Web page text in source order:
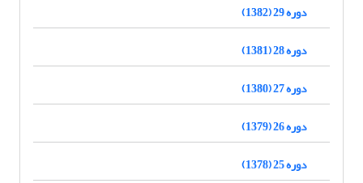
دوره 29 (1382)
دوره 28 (1381)
دوره 27 (1380)
دوره 26 (1379)
دوره 25 (1378)